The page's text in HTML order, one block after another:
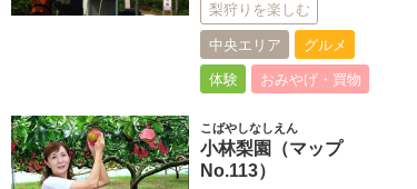
梨狩りを楽しむ
中央エリア グルメ
体験 おみやげ・買物
こばやしなしえん
小林梨園（マップ
No.113）